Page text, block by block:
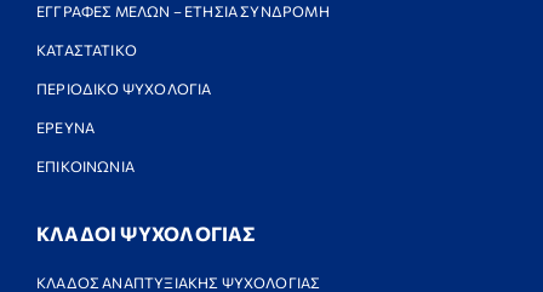
ΕΓΓΡΑΦΕΣ ΜΕΛΩΝ – ΕΤΗΣΙΑ ΣΥΝΔΡΟΜΗ
ΚΑΤΑΣΤΑΤΙΚΟ
ΠΕΡΙΟΔΙΚΟ ΨΥΧΟΛΟΓΙΑ
ΕΡΕΥΝΑ
ΕΠΙΚΟΙΝΩΝΙΑ
ΚΛΑΔΟΙ ΨΥΧΟΛΟΓΙΑΣ
ΚΛΑΔΟΣ ΑΝΑΠΤΥΞΙΑΚΗΣ ΨΥΧΟΛΟΓΙΑΣ